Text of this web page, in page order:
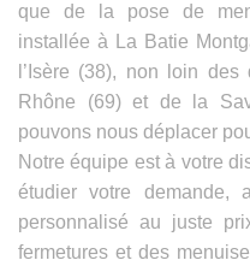
que de la pose de
installée à La Batie
l’Isère (38), non loin
Rhône (69) et de la
pouvons nous déplacer
Notre équipe est à votre
étudier votre demande,
personnalisé au juste
fermetures et des